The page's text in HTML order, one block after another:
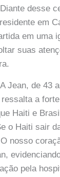
desse
em
em uma
suas
Jean, de 43
a
Haiti e
o Haiti sair
nosso
pela